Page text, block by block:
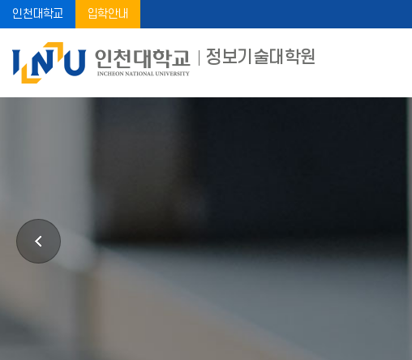
인천대학교 입학안내
정보기술대학원